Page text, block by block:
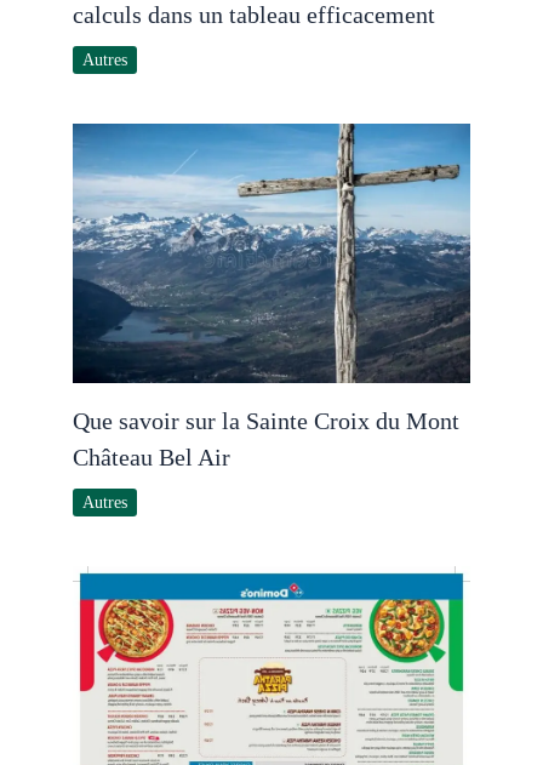
calculs dans un tableau efficacement
Autres
Que savoir sur la Sainte Croix du Mont
Château Bel Air
Autres